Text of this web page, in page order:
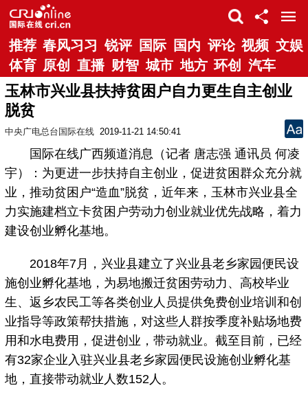
推荐 春风习习 锐评 国际 国内 评论 视频 文娱
体育 原创 直播 财智 城市 地方 环创 汽车
玉林市兴业县扶持贫困户自力更生自主创业
脱贫
中央广电总台国际在线 2019-11-21 14:50:41
国际在线广西频道消息（记者 唐志强 通讯员 何凌
宇）：为更进一步扶持自主创业，促进贫困群众充分就
业，推动贫困户“造血”脱贫，近年来，玉林市兴业县全
力实施建档立卡贫困户劳动力创业就业优先战略，着力
建设创业孵化基地。
2018年7月，兴业县建立了兴业县老乡家园便民设
施创业孵化基地，为易地搬迁贫困劳动力、高校毕业
生、返乡农民工等各类创业人员提供免费创业培训和创
业指导等政策帮扶措施，对这些人群按季度补贴场地费
用和水电费用，促进创业，带动就业。截至目前，已经
有32家企业入驻兴业县老乡家园便民设施创业孵化基
地，直接带动就业人数152人。